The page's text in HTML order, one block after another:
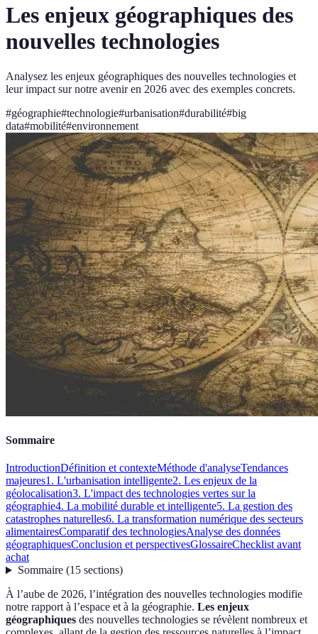
Les enjeux géographiques des
nouvelles technologies
Analysez les enjeux géographiques des nouvelles technologies et
leur impact sur notre avenir en 2026 avec des exemples concrets.
#géographie#technologie#urbanisation#durabilité#big
data#mobilité#environnement
Sommaire
IntroductionDéfinition et contexteMéthode d'analyseTendances
majeures1. L'urbanisation intelligente2. Les enjeux de la
géolocalisation3. L'impact des technologies vertes sur la
géographie4. La mobilité durable et intelligente5. La gestion des
catastrophes naturelles6. La transformation numérique des secteurs
alimentairesComparatif des technologiesAnalyse des données
géographiquesConclusion et perspectivesGlossaireChecklist avant
achat
Sommaire(15 sections)
À l’aube de 2026, l’intégration des nouvelles technologies modifie
notre rapport à l’espace et à la géographie. Les enjeux
géographiques des nouvelles technologies se révèlent nombreux et